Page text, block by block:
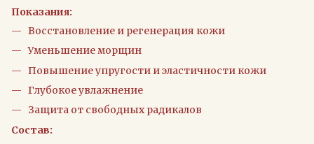
Показания:
Восстановление и регенерация кожи
Уменьшение морщин
Повышение упругости и эластичности кожи
Глубокое увлажнение
Защита от свободных радикалов
Состав: